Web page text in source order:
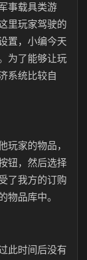
事载具类游
里玩家驾驶的
置，小编今天
为了能够让玩
系统比较自
玩家的物品，
钮，然后选择
了我方的订购
物品库中。
此时间后没有